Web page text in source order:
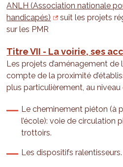
ANLH (Association nationale
handicapés)
suit les projets
sur les PMR
Titre VII - La voirie, ses
Les projets d’aménagement
compte de la proximité
plus particulièrement, au
Le cheminement piéton (à
l’école): voie de circulation
trottoirs.
Les dispositifs ralentisseurs.